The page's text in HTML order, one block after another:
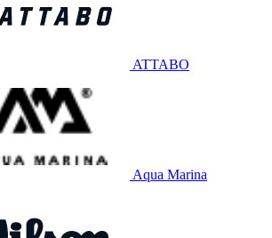
ATTABO
Aqua Marina